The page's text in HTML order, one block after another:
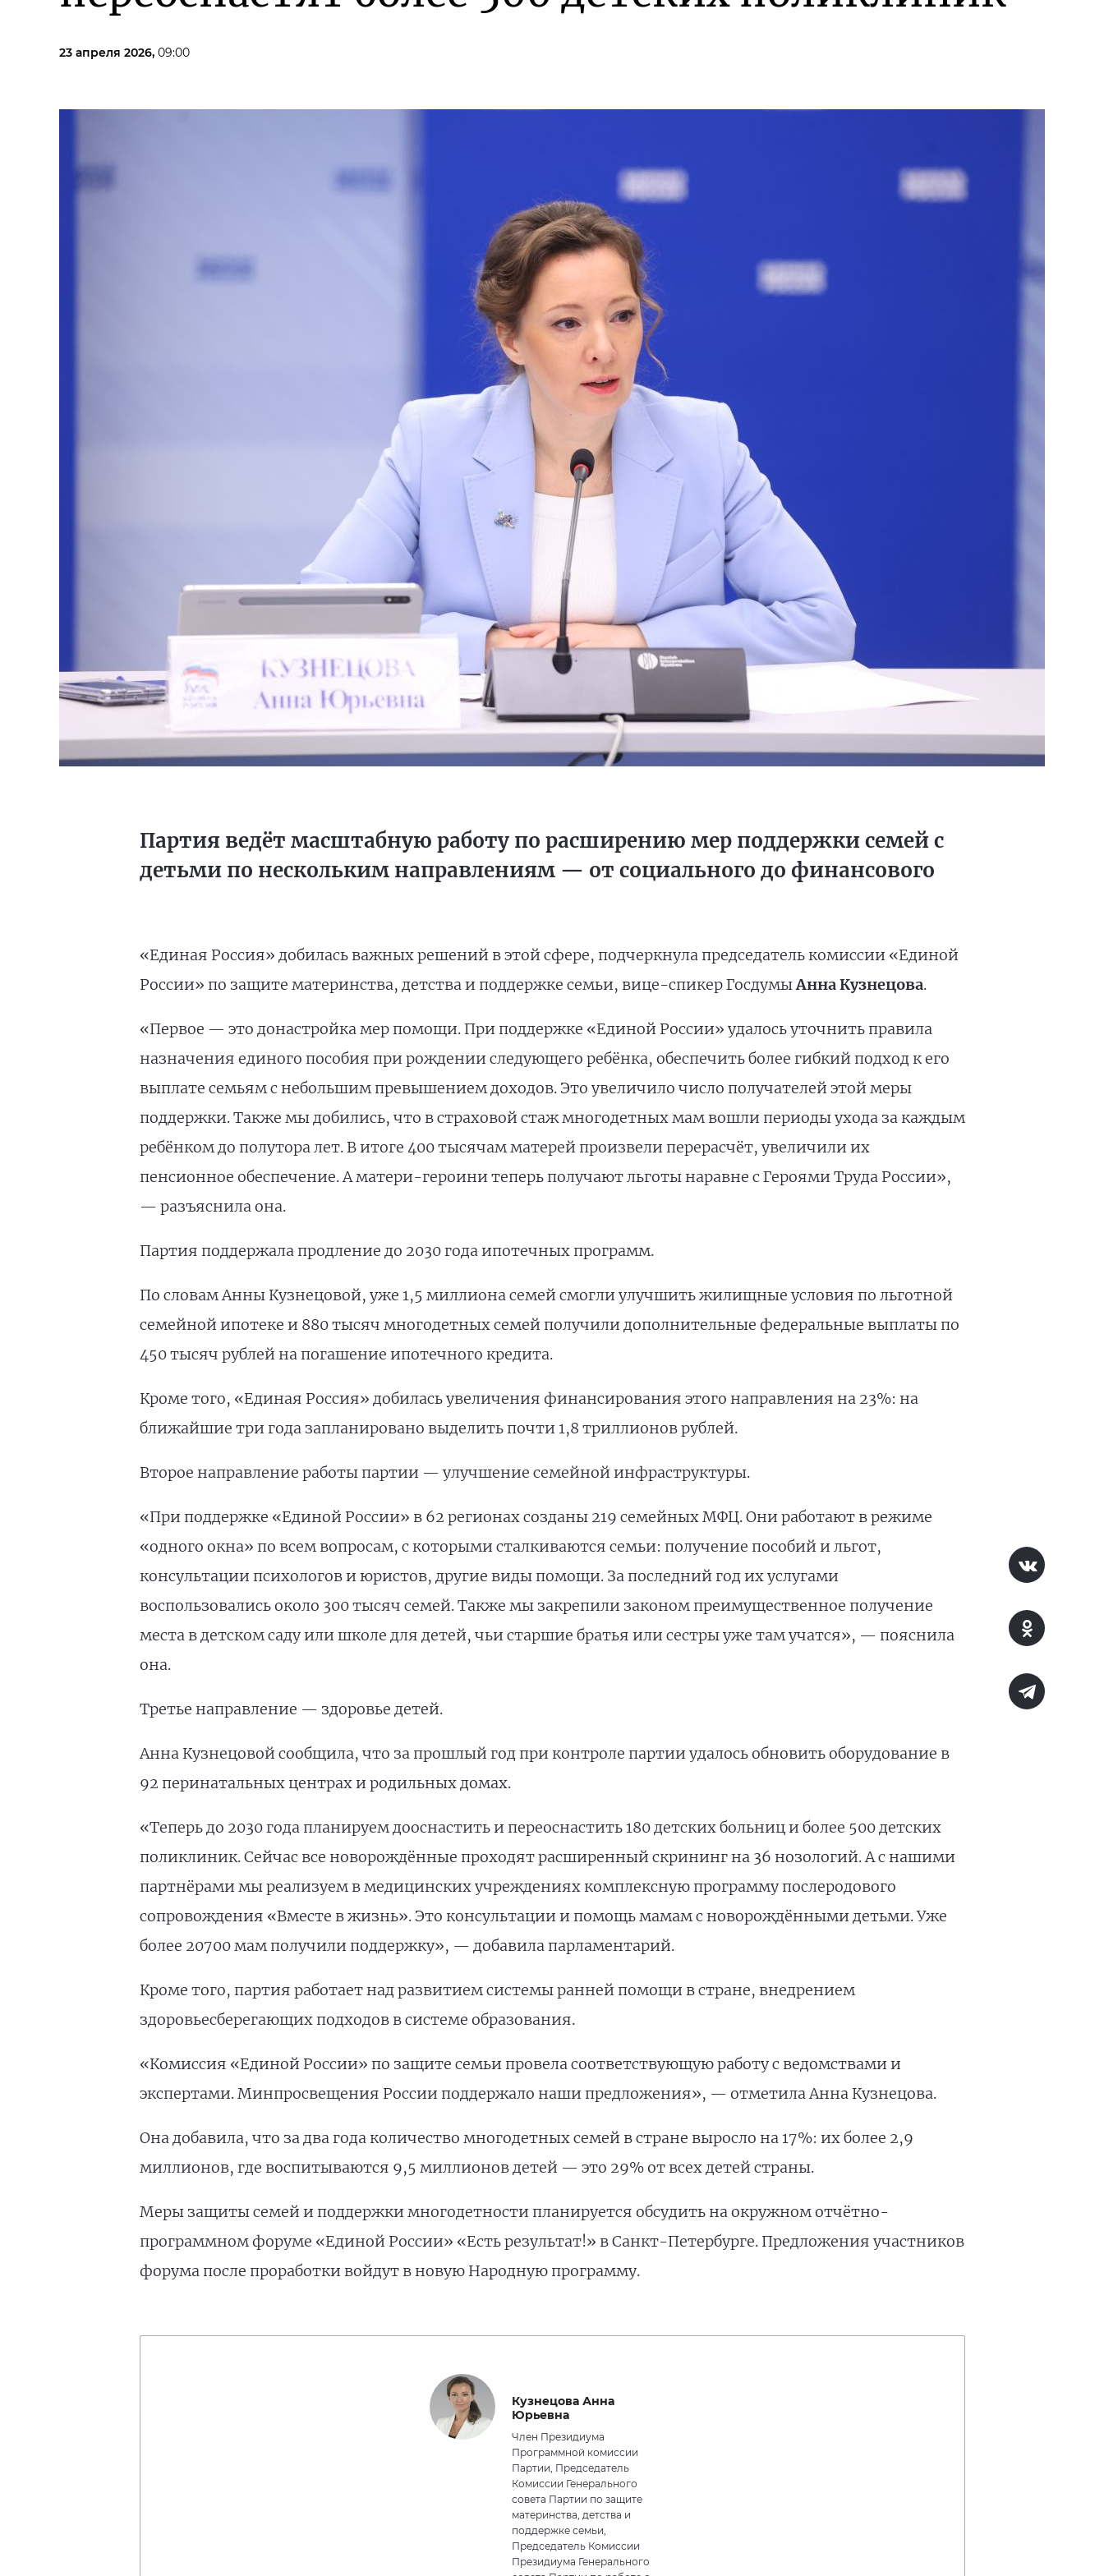
23 апреля 2026, 09:00
Партия ведёт масштабную работу по расширению мер поддержки семей с
детьми по нескольким направлениям — от социального до финансового
«Единая Россия» добилась важных решений в этой сфере, подчеркнула председатель комиссии «Единой
России» по защите материнства, детства и поддержке семьи, вице-спикер ГосдумыАнна Кузнецова.
«Первое — это донастройка мер помощи. При поддержке «Единой России» удалось уточнить правила
назначения единого пособия при рождении следующего ребёнка, обеспечить более гибкий подход к его
выплате семьям с небольшим превышением доходов. Это увеличило число получателей этой меры
поддержки. Также мы добились, что в страховой стаж многодетных мам вошли периоды ухода за каждым
ребёнком до полутора лет. В итоге 400 тысячам матерей произвели перерасчёт, увеличили их
пенсионное обеспечение. А матери-героини теперь получают льготы наравне с Героями Труда России»,
— разъяснила она.
Партия поддержала продление до 2030 года ипотечных программ.
По словам Анны Кузнецовой, уже 1,5 миллиона семей смогли улучшить жилищные условия по льготной
семейной ипотеке и 880 тысяч многодетных семей получили дополнительные федеральные выплаты по
450 тысяч рублей на погашение ипотечного кредита.
Кроме того, «Единая Россия» добилась увеличения финансирования этого направления на 23%: на
ближайшие три года запланировано выделить почти 1,8 триллионов рублей.
Второе направление работы партии — улучшение семейной инфраструктуры.
«При поддержке «Единой России» в 62 регионах созданы 219 семейных МФЦ. Они работают в режиме
«одного окна» по всем вопросам, с которыми сталкиваются семьи: получение пособий и льгот,
консультации психологов и юристов, другие виды помощи. За последний год их услугами
воспользовались около 300 тысяч семей. Также мы закрепили законом преимущественное получение
места в детском саду или школе для детей, чьи старшие братья или сестры уже там учатся», — пояснила
она.
Третье направление — здоровье детей.
Анна Кузнецовой сообщила, что за прошлый год при контроле партии удалось обновить оборудование в
92 перинатальных центрах и родильных домах.
«Теперь до 2030 года планируем дооснастить и переоснастить 180 детских больниц и более 500 детских
поликлиник. Сейчас все новорождённые проходят расширенный скрининг на 36 нозологий. А с нашими
партнёрами мы реализуем в медицинских учреждениях комплексную программу послеродового
сопровождения «Вместе в жизнь». Это консультации и помощь мамам с новорождёнными детьми. Уже
более 20700 мам получили поддержку», — добавила парламентарий.
Кроме того, партия работает над развитием системы ранней помощи в стране, внедрением
здоровьесберегающих подходов в системе образования.
«Комиссия «Единой России» по защите семьи провела соответствующую работу с ведомствами и
экспертами. Минпросвещения России поддержало наши предложения», — отметила Анна Кузнецова.
Она добавила, что за два года количество многодетных семей в стране выросло на 17%: их более 2,9
миллионов, где воспитываются 9,5 миллионов детей — это 29% от всех детей страны.
Меры защиты семей и поддержки многодетности планируется обсудить на окружном отчётно-
программном форуме «Единой России» «Есть результат!» в Санкт-Петербурге. Предложения участников
форума после проработки войдут в новую Народную программу.
Кузнецова Анна
Юрьевна
Член Президиума
Программной комиссии
Партии, Председатель
Комиссии Генерального
совета Партии по защите
материнства, детства и
поддержке семьи,
Председатель Комиссии
Президиума Генерального